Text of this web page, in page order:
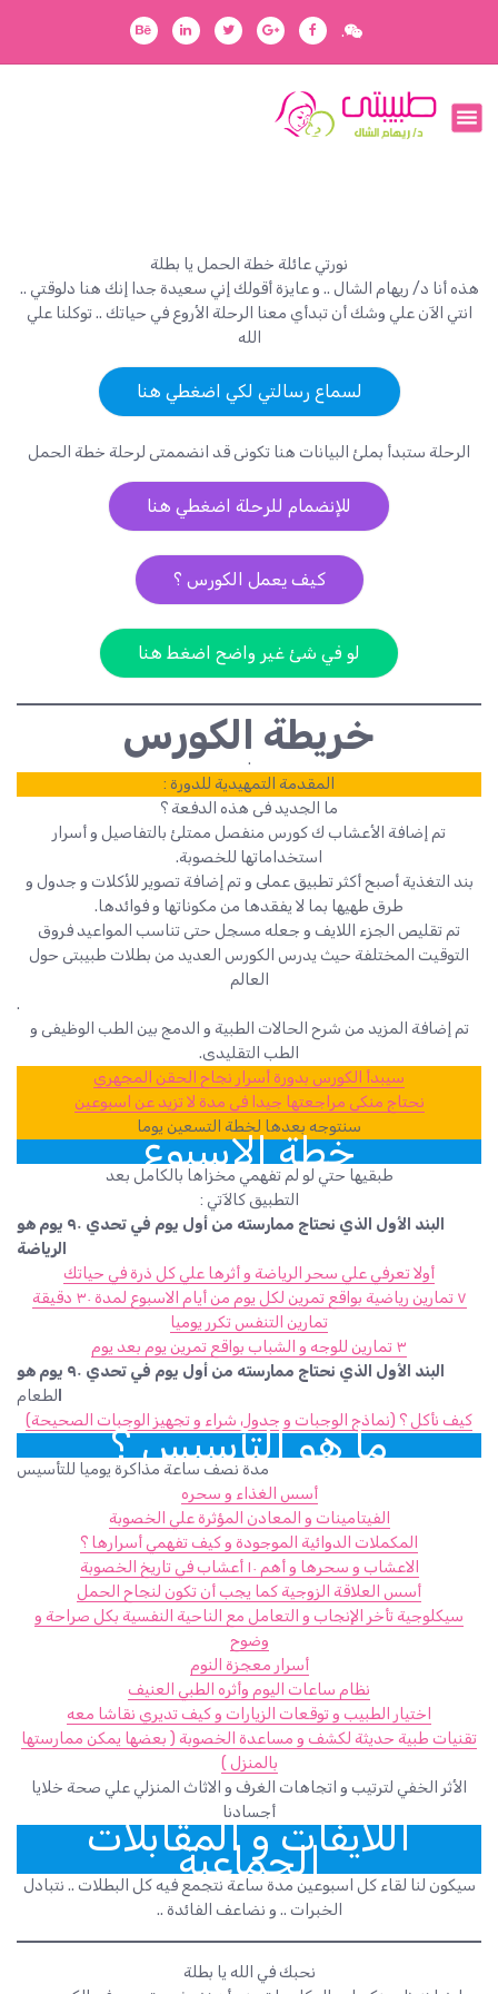
.
رفقاؤك في رحلتك
نورتي عائلة خطة الحمل يا بطلة
هذه أنا د/ ريهام الشال .. و عايزة أقولك إني سعيدة جدا إنك هنا دلوقتي ..
انتي الآن علي وشك أن تبدأي معنا الرحلة الأروع في حياتك .. توكلنا علي
الله
لسماع رسالتي لكي اضغطي هنا
الرحلة ستبدأ بملئ البيانات هنا تكونى قد انضممتى لرحلة خطة الحمل
للإنضمام للرحلة اضغطي هنا
كيف يعمل الكورس ؟
لو في شئ غير واضح اضغط هنا
خريطة الكورس
.
المقدمة التمهيدية للدورة :
ما الجديد فى هذه الدفعة ؟
تم إضافة الأعشاب ك كورس منفصل ممتلئ بالتفاصيل و أسرار
استخداماتها للخصوبة.
بند التغذية أصبح أكثر تطبيق عملى و تم إضافة تصوير للأكلات و جدول و
طرق طهيها بما لا يفقدها من مكوناتها و فوائدها.
تم تقليص الجزء اللايف و جعله مسجل حتى تناسب المواعيد فروق
التوقيت المختلفة حيث يدرس الكورس العديد من بطلات طبيبتى حول
العالم
.
تم إضافة المزيد من شرح الحالات الطبية و الدمج بين الطب الوظيفى و
الطب التقليدى.
سيبدأ الكورس بدورة أسرار نجاح الحقن المجهري
نحتاج منكى مراجعتها جيدا فى مدة لا تزيد عن اسبوعين
سنتوجه بعدها لخطة التسعين يوما
خطة الاسبوع
طبقيها حتي لو لم تفهمي مخزاها بالكامل بعد
التطبيق كالآتي :
البند الأول الذي نحتاج ممارسته من أول يوم في تحدي ٩٠ يوم هو
الرياضة
أولا تعرفي علي سحر الرياضة و أثرها علي كل ذرة في حياتك
٧ تمارين رياضية بواقع تمرين لكل يوم من أيام الاسبوع لمدة ٣٠ دقيقة
تمارين التنفس تكرر يوميا
٣ تمارين للوجه و الشباب بواقع تمرين يوم بعد يوم
البند الأول الذي نحتاج ممارسته من أول يوم في تحدي ٩٠ يوم هو
لطعام
كيف نأكل ؟ (نماذج الوجبات و جدول شراء و تجهيز الوجبات الصحيحة)
ما هو التأسيس ؟
مدة نصف ساعة مذاكرة يوميا للتأسيس
أسس الغذاء و سحره
الفيتامينات و المعادن المؤثرة علي الخصوبة
المكملات الدوائية الموجودة و كيف تفهمي أسرارها ؟
الاعشاب و سحرها و أهم ١٠ أعشاب في تاريخ الخصوبة
أسس العلاقة الزوجية كما يجب أن تكون لنجاح الحمل
سيكلوجية تأخر الإنجاب و التعامل مع الناحية النفسية بكل صراحة و
وضوح
أسرار معجزة النوم
نظام ساعات اليوم وأثره الطبي العنيف
اختيار الطبيب و توقعات الزيارات و كيف تديري نقاشا معه
تقنيات طبية حديثة لكشف و مساعدة الخصوبة ( بعضها يمكن ممارستها
بالمنزل )
الأثر الخفي لترتيب و اتجاهات الغرف و الاثاث المنزلي علي صحة خلايا
أجسادنا
اللايفات و المقابلات
الجماعية
سيكون لنا لقاء كل اسبوعين مدة ساعة نتجمع فيه كل البطلات .. نتبادل
الخبرات .. و نضاعف الفائدة ..
نحبك في الله يا بطلة